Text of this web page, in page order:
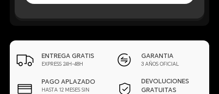
ENTREGA GRATIS
EXPRESS 24H-48H
GARANTIA
3 AÑOS OFICIAL
PAGO APLAZADO
HASTA 12 MESES SIN
DEVOLUCIONES
GRATUITAS